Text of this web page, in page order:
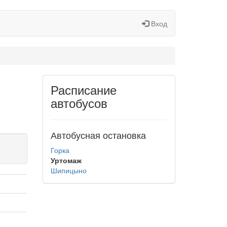
Вход
Расписание
автобусов
Автобусная остановка
Горка
Уртомаж
Шипицыно